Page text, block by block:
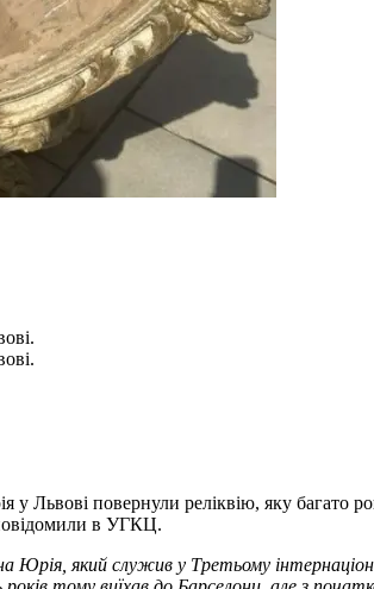
у Львові повернули реліквію, яку
в УГКЦ.
Юрія, який служив у Третьому